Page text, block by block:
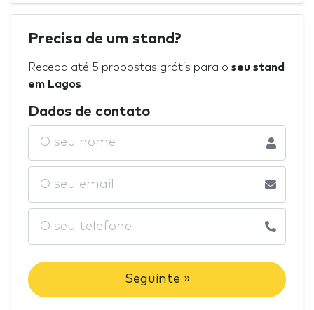
Precisa de um stand?
Receba até 5 propostas grátis para o seu stand
em Lagos
Dados de contato
Seguinte »